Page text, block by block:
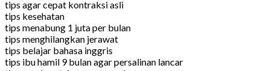
tips agar cepat kontraksi asli
tips kesehatan
tips menabung 1 juta per bulan
tips menghilangkan jerawat
tips belajar bahasa inggris
tips ibu hamil 9 bulan agar persalinan lancar